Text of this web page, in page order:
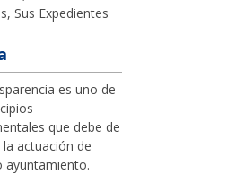
Sus Expedientes
es uno de
que debe de
la actuación de
ayuntamiento.